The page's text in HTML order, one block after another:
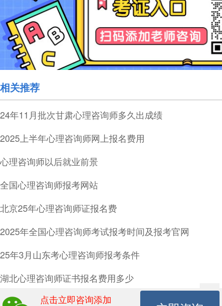
相关推荐
24年11月批次甘肃心理咨询师多久出成绩
2025上半年心理咨询师网上报名费用
心理咨询师以后就业前景
全国心理咨询师报考网站
北京25年心理咨询师证报名费
2025年全国心理咨询师考试报考时间及报考官网
25年3月山东考心理咨询师报考条件
湖北心理咨询师证书报名费用多少
福建心理咨询师报名材料
点击立即咨询添加